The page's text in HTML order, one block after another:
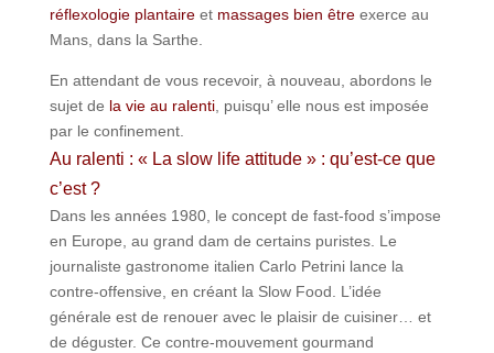
réflexologie plantaireet massages bien êtreexerce au
Mans, dans la Sarthe.
En attendant de vous recevoir, à nouveau, abordons le
sujet de la vie au ralenti, puisqu’ elle nous est imposée
par le confinement.
Au ralenti : « La slow life attitude » : qu’est-ce que
c’est ?
Dans les années 1980, le concept de fast-food s’impose
en Europe, au grand dam de certains puristes. Le
journaliste gastronome italien Carlo Petrini lance la
contre-offensive, en créant la Slow Food. L’idée
générale est de renouer avec le plaisir de cuisiner… et
de déguster. Ce contre-mouvement gourmand